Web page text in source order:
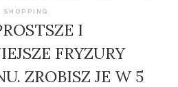
SHOPPING
I
FRYZURY
ZROBISZ JE W 5